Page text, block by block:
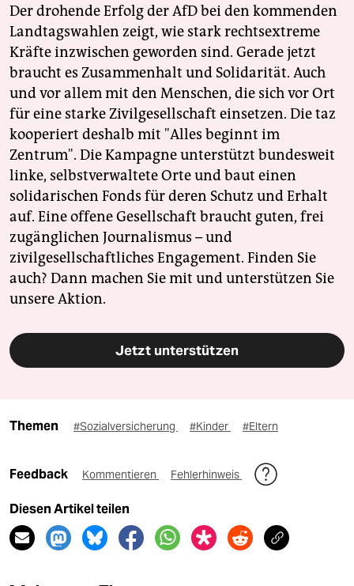
Der drohende Erfolg der AfD bei den kommenden
Landtagswahlen zeigt, wie stark rechtsextreme
Kräfte inzwischen geworden sind. Gerade jetzt
braucht es Zusammenhalt und Solidarität. Auch
und vor allem mit den Menschen, die sich vor Ort
für eine starke Zivilgesellschaft einsetzen. Die taz
kooperiert deshalb mit "Alles beginnt im
Zentrum". Die Kampagne unterstützt bundesweit
linke, selbstverwaltete Orte und baut einen
solidarischen Fonds für deren Schutz und Erhalt
auf. Eine offene Gesellschaft braucht guten, frei
zugänglichen Journalismus – und
zivilgesellschaftliches Engagement. Finden Sie
auch? Dann machen Sie mit und unterstützen Sie
unsere Aktion.
Jetzt unterstützen
Themen #Sozialversicherung #Kinder #Eltern
Feedback Kommentieren Fehlerhinweis
Diesen Artikel teilen